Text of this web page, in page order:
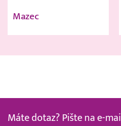
Mazec
Máte dotaz? Pište na e-mail